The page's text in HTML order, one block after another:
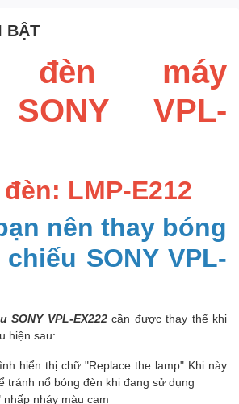
BẬT
đèn máy
VPL-
LMP-E212
nên thay bóng
SONY VPL-
SONY VPL-EX222 cần được thay thế khi
hiện sau:
hiển thị chữ "Replace the lamp" Khi này
tránh nổ bóng đèn khi đang sử dụng
nhấp nháy màu cam